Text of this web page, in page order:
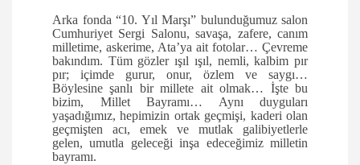
Arka fonda “10. Yıl Marşı” bulunduğumuz salon
Cumhuriyet Sergi Salonu, savaşa, zafere, canım
milletime, askerime, Ata’ya ait fotolar… Çevreme
bakındım. Tüm gözler ışıl ışıl, nemli, kalbim pır
pır; içimde gurur, onur, özlem ve saygı…
Böylesine şanlı bir millete ait olmak… İşte bu
bizim, Millet Bayramı… Aynı duyguları
yaşadığımız, hepimizin ortak geçmişi, kaderi olan
geçmişten acı, emek ve mutlak galibiyetlerle
gelen, umutla geleceği inşa edeceğimiz milletin
bayramı.